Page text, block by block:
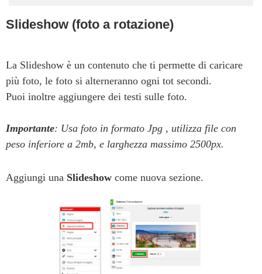
Slideshow (foto a rotazione)
La Slideshow è un contenuto che ti permette di caricare
più foto, le foto si alterneranno ogni tot secondi.
Puoi inoltre aggiungere dei testi sulle foto.
Importante: Usa foto in formato Jpg , utilizza file con
peso inferiore a 2mb, e larghezza massimo 2500px.
Aggiungi una Slideshow come nuova sezione.